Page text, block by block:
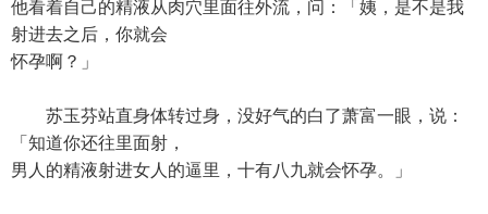
他看着自己的精液从肉穴里面往外流，问：「姨，是不是我
射进去之后，你就会
怀孕啊？」
苏玉芬站直身体转过身，没好气的白了萧富一眼，说：
「知道你还往里面射，
男人的精液射进女人的逼里，十有八九就会怀孕。」